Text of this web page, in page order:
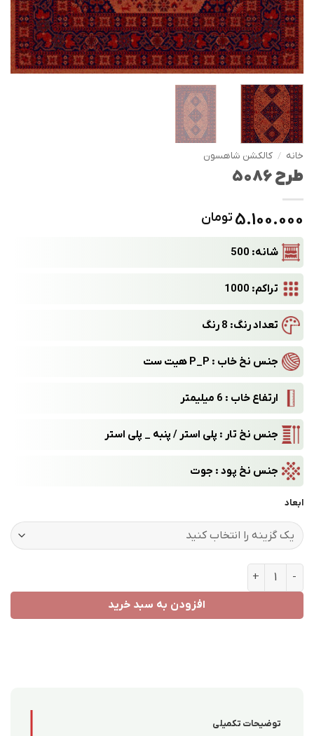
خانه / کالکشن شاهسون
طرح 5086
5.100.000 تومان
شانه: 500
تراکم: 1000
تعداد رنگ: 8 رنگ
جنس نخ خاب : P_P هیت ست
ارتفاع خاب : 6 میلیمتر
جنس نخ تار : پلی استر / پنبه _ پلی استر
جنس نخ پود : جوت
ابعاد
افزودن به سبد خرید
توضیحات تکمیلی